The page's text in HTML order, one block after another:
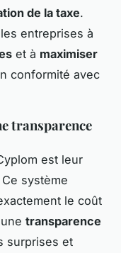
de la taxe.
entreprises à
et à maximiser
conformité avec
transparence
est leur
Ce système
le coût
transparence
surprises et